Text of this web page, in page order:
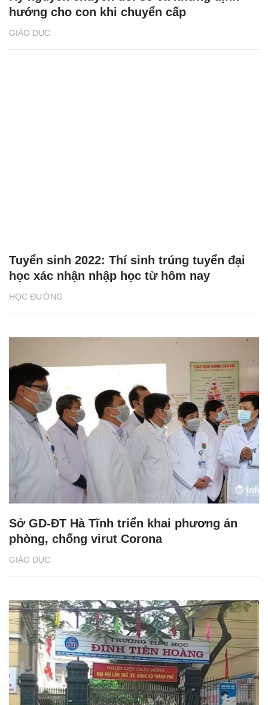
GIÁO DỤC
hướng cho con khi chuyển cấp
HỌC ĐƯỜNG
Tuyển sinh 2022: Thí sinh trúng tuyển đại
học xác nhận nhập học từ hôm nay
GIÁO DỤC
Sở GD-ĐT Hà Tĩnh triển khai phương án
phòng, chống virut Corona